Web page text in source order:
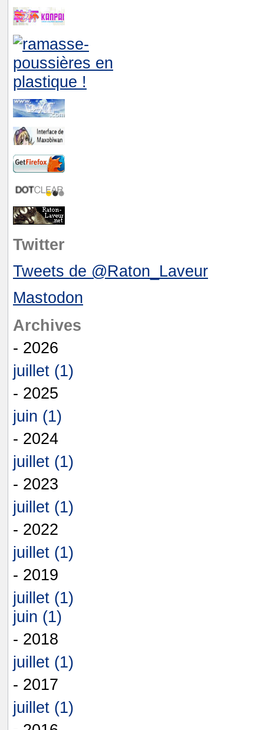
Twitter
Tweets de @Raton_Laveur
Mastodon
Archives
- 2026
juillet (1)
- 2025
juin (1)
- 2024
juillet (1)
- 2023
juillet (1)
- 2022
juillet (1)
- 2019
juillet (1)
juin (1)
- 2018
juillet (1)
- 2017
juillet (1)